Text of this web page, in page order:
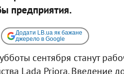
предприятия.
Додати LB.ua як бажане
джерело в Google
сентября станут
Lada Priora. Введение